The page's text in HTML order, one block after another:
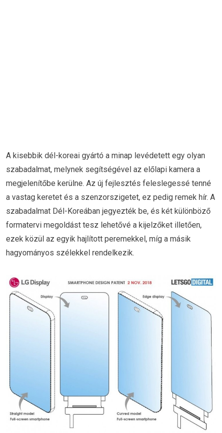
A kisebbik dél-koreai gyártó a minap levédetett egy olyan
szabadalmat, melynek segítségével az előlapi kamera a
megjelenítőbe kerülne. Az új fejlesztés feleslegessé tenné
a vastag keretet és a szenzorszigetet, ez pedig remek hír. A
szabadalmat Dél-Koreában jegyezték be, és két különböző
formatervi megoldást tesz lehetővé a kijelzőket illetően,
ezek közül az egyik hajlított peremekkel, míg a másik
hagyományos szélekkel rendelkezik.